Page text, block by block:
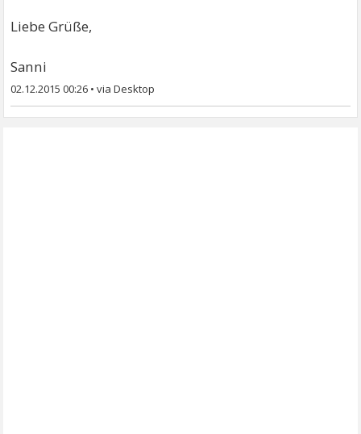
Liebe Grüße,
Sanni
02.12.2015 00:26 •